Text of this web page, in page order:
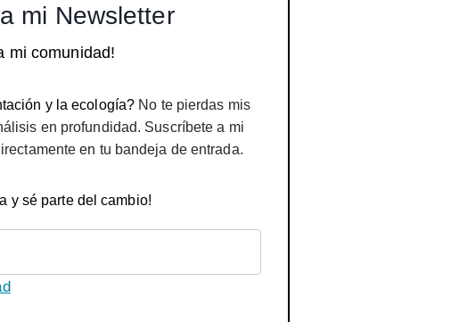
mi Newsletter
mi comunidad!
y la ecología? No te pierdas mis
en profundidad. Suscríbete a mi
en tu bandeja de entrada.
y sé parte del cambio!